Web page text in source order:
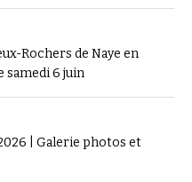
Rochers de Naye en
samedi 6 juin
| Galerie photos et